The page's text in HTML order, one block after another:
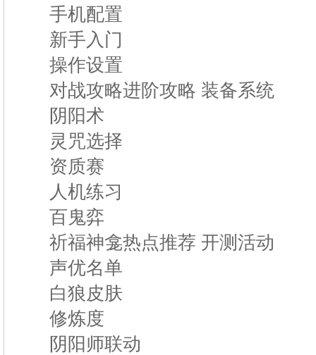
手机配置
新手入门
操作设置
对战攻略进阶攻略 装备系统
阴阳术
灵咒选择
资质赛
人机练习
百鬼弈
祈福神龛热点推荐 开测活动
声优名单
白狼皮肤
修炼度
阴阳师联动